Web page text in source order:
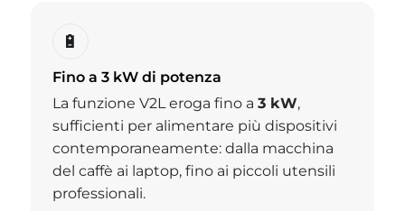
🔋
Fino a 3 kW di potenza
La funzione V2L eroga fino a 3 kW,
sufficienti per alimentare più dispositivi
contemporaneamente: dalla macchina
del caffè ai laptop, fino ai piccoli utensili
professionali.